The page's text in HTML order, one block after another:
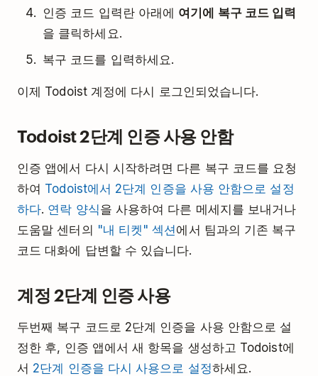
인증 코드 입력란 아래에 여기에 복구 코드 입력
을 클릭하세요.
복구 코드를 입력하세요.
이제 Todoist 계정에 다시 로그인되었습니다.
Todoist 2단계 인증 사용 안함
인증 앱에서 다시 시작하려면 다른 복구 코드를 요청
하여 Todoist에서 2단계 인증을 사용 안함으로 설정
하다. 연락 양식을 사용하여 다른 메세지를 보내거나
도움말 센터의 "내 티켓" 섹션에서 팀과의 기존 복구
코드 대화에 답변할 수 있습니다.
계정 2단계 인증 사용
두번째 복구 코드로 2단계 인증을 사용 안함으로 설
정한 후, 인증 앱에서 새 항목을 생성하고 Todoist에
서 2단계 인증을 다시 사용으로 설정하세요.